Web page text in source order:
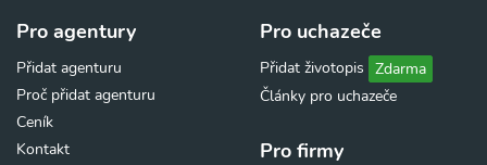
Pro agentury
Přidat agenturu
Proč přidat agenturu
Ceník
Kontakt
Pro uchazeče
Přidat životopis Zdarma
Články pro uchazeče
Pro firmy